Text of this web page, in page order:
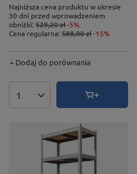
Najniższa cena produktu w okresie
30 dni przed wprowadzeniem
obniżki: 529,20 zł-5%
Cena regularna: 588,00 zł-15%
+ Dodaj do porównania
Ilość produktów